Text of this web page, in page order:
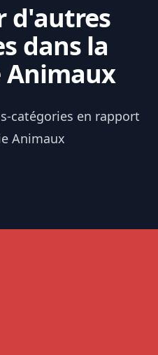
d'autres
dans la
catégories en rapport
Animaux